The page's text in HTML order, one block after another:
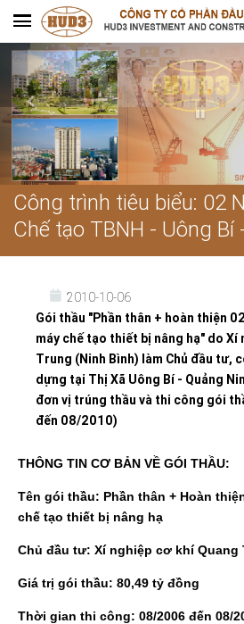
Công trình tiêu biểu: 02
Chế tạo TBNH - Uông Bí
2010-10-06
Gói thầu "Phần thân + hoàn thiện
máy chế tạo thiết bị nâng hạ" do Xí
Trung (Ninh Bình) làm Chủ đầu tư,
dựng tại Thị Xã Uông Bí - Quảng
đơn vị trúng thầu và thi công gói
đến 08/2010)
THÔNG TIN CƠ BẢN VỀ GÓI THẦU:
Tên gói thầu: Phần thân + Hoàn
chế tạo thiết bị nâng hạ
Chủ đầu tư: Xí nghiệp cơ khí Quang
Giá trị gói thầu: 80,49 tỷ đồng
Thời gian thi công: 08/2006 đến 08/